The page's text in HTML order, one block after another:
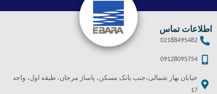
اطلاعات تماس
02188495482
09128095754
خیابان بهار شمالی،جنب بانک مسکن، پاساژ مرجان، طبقه اول، واحد
17